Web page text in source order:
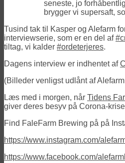
seneste, jo
brygger vi supersaft,
Tusind tak til Kasper og Alefarm
interviewserie, som er en del af#
tiltag, vi kalder #ordeterjeres.
Dagens interview er indhentet af
(Billeder venligst udlånt af
Læs med i morgen, når Tidens
giver deres besyv på Corona-
Find FaleFarm Brewing på på
https://www.instagram.com/
https://www.facebook.com/